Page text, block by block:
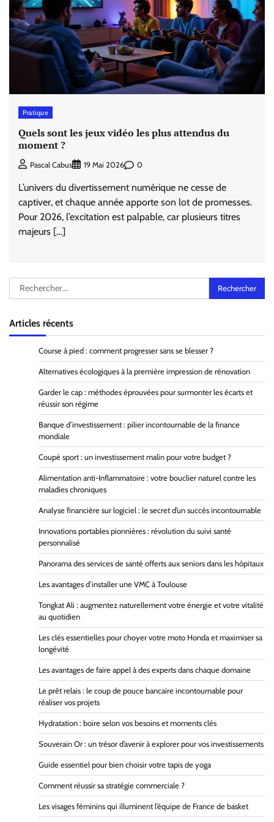
Pratique
Quels sont les jeux vidéo les plus attendus du
moment ?
Pascal Cabus 19 Mai 2026 0
L’univers du divertissement numérique ne cesse de
captiver, et chaque année apporte son lot de promesses.
Pour 2026, l’excitation est palpable, car plusieurs titres
majeurs […]
Rechercher :
Articles récents
Course à pied : comment progresser sans se blesser ?
Alternatives écologiques à la première impression de rénovation
Garder le cap : méthodes éprouvées pour surmonter les écarts et
réussir son régime
Banque d’investissement : pilier incontournable de la finance
mondiale
Coupé sport : un investissement malin pour votre budget ?
Alimentation anti-Inflammatoire : votre bouclier naturel contre les
maladies chroniques
Analyse financière sur logiciel : le secret d’un succès incontournable
Innovations portables pionnières : révolution du suivi santé
personnalisé
Panorama des services de santé offerts aux seniors dans les hôpitaux
Les avantages d’installer une VMC à Toulouse
Tongkat Ali : augmentez naturellement votre énergie et votre vitalité
au quotidien
Les clés essentielles pour choyer votre moto Honda et maximiser sa
longévité
Les avantages de faire appel à des experts dans chaque domaine
Le prêt relais : le coup de pouce bancaire incontournable pour
réaliser vos projets
Hydratation : boire selon vos besoins et moments clés
Souverain Or : un trésor d’avenir à explorer pour vos investissements
Guide essentiel pour bien choisir votre tapis de yoga
Comment réussir sa stratégie commerciale ?
Les visages féminins qui illuminent l’équipe de France de basket